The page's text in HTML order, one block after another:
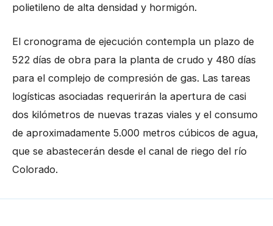
polietileno de alta densidad y hormigón.
El cronograma de ejecución contempla un plazo de
522 días de obra para la planta de crudo y 480 días
para el complejo de compresión de gas. Las tareas
logísticas asociadas requerirán la apertura de casi
dos kilómetros de nuevas trazas viales y el consumo
de aproximadamente 5.000 metros cúbicos de agua,
que se abastecerán desde el canal de riego del río
Colorado.